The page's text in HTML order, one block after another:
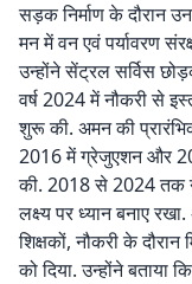
सड़क निर्माण के दौरान
मन में वन एवं पर्यावरण
उन्होंने सेंट्रल सर्विस
वर्ष 2024 में नौकरी से
शुरू की. अमन की
2016 में ग्रेजुएशन और
की. 2018 से 2024 तक
लक्ष्य पर ध्यान बनाए
शिक्षकों, नौकरी के
को दिया. उन्होंने बताया